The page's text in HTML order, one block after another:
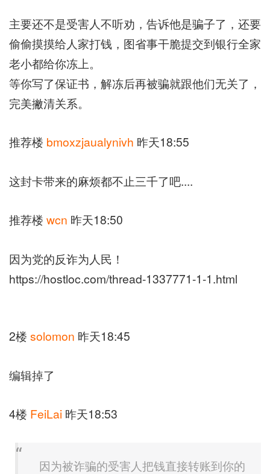
主要还不是受害人不听劝，告诉他是骗子了，还要
偷偷摸摸给人家打钱，图省事干脆提交到银行全家
老小都给你冻上。
等你写了保证书，解冻后再被骗就跟他们无关了，
完美撇清关系。
推荐楼 bmoxzjaualynivh 昨天18:55
这封卡带来的麻烦都不止三千了吧....
推荐楼 wcn 昨天18:50
因为党的反诈为人民！
https://hostloc.com/thread-1337771-1-1.html
2楼 solomon 昨天18:45
编辑掉了
4楼 FeiLai 昨天18:53
因为被诈骗的受害人把钱直接转账到你的